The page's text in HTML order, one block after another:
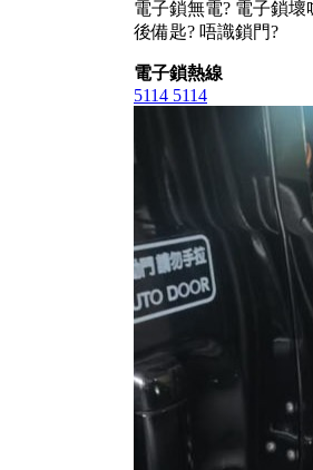
電子鎖無電? 電子鎖壞
後備匙? 唔識鎖門?
電子鎖熱線
5114 5114